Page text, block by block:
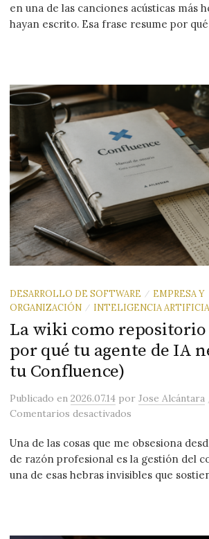
en una de las canciones acústicas más
hayan escrito. Esa frase resume por
DESARROLLO DE SOFTWARE / EMPRESA Y
ORGANIZACIÓN / INTELIGENCIA
La wiki como repositorio
por qué tu agente de IA
tu Confluence)
Publicadoen2026.07.14 porJose Alcántara
Comentarios desactivados
Una de las cosas que me obsesiona
de razón profesional es la gestión del
una de esas hebras invisibles que